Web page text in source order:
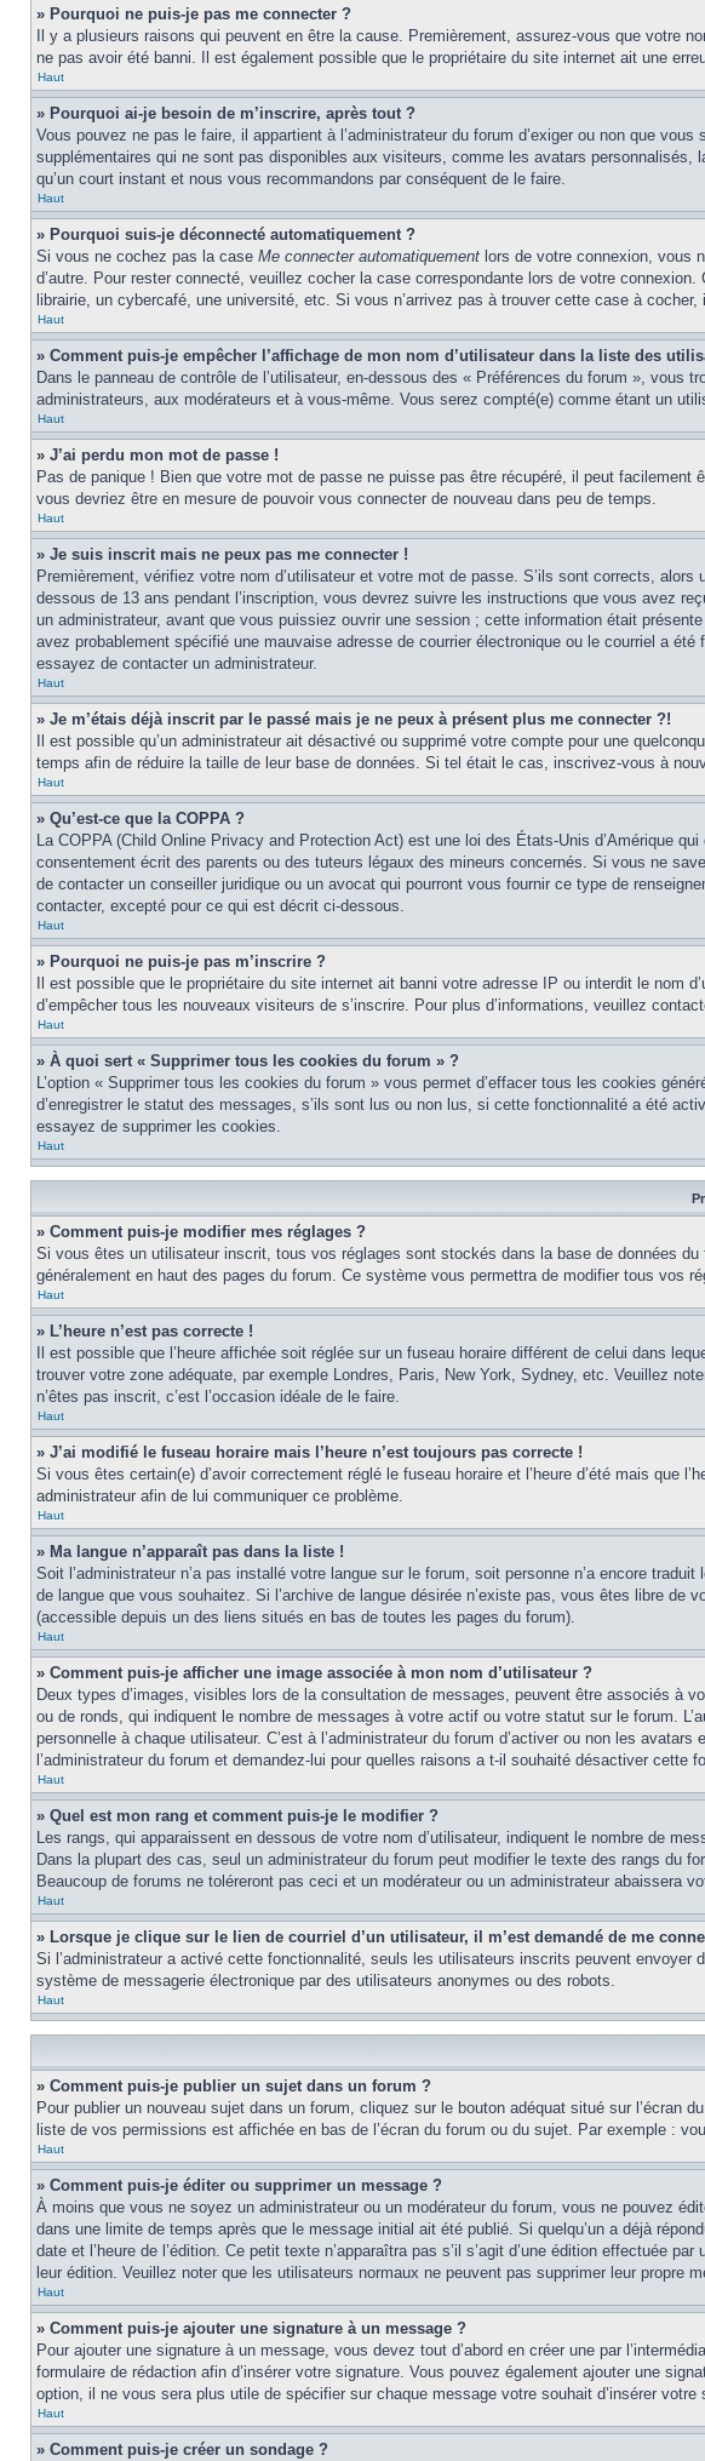
» Pourquoi ne puis-je pas me connecter ?
Il y a plusieurs raisons qui peuvent en être la cause. Premièrement, assurez-vous que votre
ne pas avoir été banni. Il est également possible que le propriétaire du site internet ait une
Haut
» Pourquoi ai-je besoin de m’inscrire, après tout ?
Vous pouvez ne pas le faire, il appartient à l’administrateur du forum d’exiger ou non que
supplémentaires qui ne sont pas disponibles aux visiteurs, comme les avatars personnalisés,
qu’un court instant et nous vous recommandons par conséquent de le faire.
Haut
» Pourquoi suis-je déconnecté automatiquement ?
Si vous ne cochez pas la case Me connecter automatiquement lors de votre connexion, vous
d’autre. Pour rester connecté, veuillez cocher la case correspondante lors de votre
librairie, un cybercafé, une université, etc. Si vous n’arrivez pas à trouver cette case à
Haut
» Comment puis-je empêcher l’affichage de mon nom d’utilisateur dans la liste des
Dans le panneau de contrôle de l’utilisateur, en-dessous des « Préférences du forum », vous
administrateurs, aux modérateurs et à vous-même. Vous serez compté(e) comme étant un
Haut
» J’ai perdu mon mot de passe !
Pas de panique ! Bien que votre mot de passe ne puisse pas être récupéré, il peut
vous devriez être en mesure de pouvoir vous connecter de nouveau dans peu de temps.
Haut
» Je suis inscrit mais ne peux pas me connecter !
Premièrement, vérifiez votre nom d’utilisateur et votre mot de passe. S’ils sont corrects,
dessous de 13 ans pendant l’inscription, vous devrez suivre les instructions que vous avez
un administrateur, avant que vous puissiez ouvrir une session ; cette information était
avez probablement spécifié une mauvaise adresse de courrier électronique ou le courriel a
essayez de contacter un administrateur.
Haut
» Je m’étais déjà inscrit par le passé mais je ne peux à présent plus me connecter ?!
Il est possible qu’un administrateur ait désactivé ou supprimé votre compte pour une
temps afin de réduire la taille de leur base de données. Si tel était le cas, inscrivez-vous à
Haut
» Qu’est-ce que la COPPA ?
La COPPA (Child Online Privacy and Protection Act) est une loi des États-Unis d’Amérique
consentement écrit des parents ou des tuteurs légaux des mineurs concernés. Si vous ne
de contacter un conseiller juridique ou un avocat qui pourront vous fournir ce type de
contacter, excepté pour ce qui est décrit ci-dessous.
Haut
» Pourquoi ne puis-je pas m’inscrire ?
Il est possible que le propriétaire du site internet ait banni votre adresse IP ou interdit le
d’empêcher tous les nouveaux visiteurs de s’inscrire. Pour plus d’informations, veuillez
Haut
» À quoi sert « Supprimer tous les cookies du forum » ?
L’option « Supprimer tous les cookies du forum » vous permet d’effacer tous les cookies
d’enregistrer le statut des messages, s’ils sont lus ou non lus, si cette fonctionnalité a été
essayez de supprimer les cookies.
Haut
» Comment puis-je modifier mes réglages ?
Si vous êtes un utilisateur inscrit, tous vos réglages sont stockés dans la base de données
généralement en haut des pages du forum. Ce système vous permettra de modifier tous vos
Haut
» L’heure n’est pas correcte !
Il est possible que l’heure affichée soit réglée sur un fuseau horaire différent de celui dans
trouver votre zone adéquate, par exemple Londres, Paris, New York, Sydney, etc. Veuillez
n’êtes pas inscrit, c’est l’occasion idéale de le faire.
Haut
» J’ai modifié le fuseau horaire mais l’heure n’est toujours pas correcte !
Si vous êtes certain(e) d’avoir correctement réglé le fuseau horaire et l’heure d’été mais que
administrateur afin de lui communiquer ce problème.
Haut
» Ma langue n’apparaît pas dans la liste !
Soit l’administrateur n’a pas installé votre langue sur le forum, soit personne n’a encore
de langue que vous souhaitez. Si l’archive de langue désirée n’existe pas, vous êtes libre
(accessible depuis un des liens situés en bas de toutes les pages du forum).
Haut
» Comment puis-je afficher une image associée à mon nom d’utilisateur ?
Deux types d’images, visibles lors de la consultation de messages, peuvent être associés à
ou de ronds, qui indiquent le nombre de messages à votre actif ou votre statut sur le forum.
personnelle à chaque utilisateur. C’est à l’administrateur du forum d’activer ou non les
l’administrateur du forum et demandez-lui pour quelles raisons a t-il souhaité désactiver cette
Haut
» Quel est mon rang et comment puis-je le modifier ?
Les rangs, qui apparaissent en dessous de votre nom d’utilisateur, indiquent le nombre de
Dans la plupart des cas, seul un administrateur du forum peut modifier le texte des rangs du
Beaucoup de forums ne toléreront pas ceci et un modérateur ou un administrateur abaissera
Haut
» Lorsque je clique sur le lien de courriel d’un utilisateur, il m’est demandé de me
Si l’administrateur a activé cette fonctionnalité, seuls les utilisateurs inscrits peuvent envoyer
système de messagerie électronique par des utilisateurs anonymes ou des robots.
Haut
» Comment puis-je publier un sujet dans un forum ?
Pour publier un nouveau sujet dans un forum, cliquez sur le bouton adéquat situé sur l’écran
liste de vos permissions est affichée en bas de l’écran du forum ou du sujet. Par exemple :
Haut
» Comment puis-je éditer ou supprimer un message ?
À moins que vous ne soyez un administrateur ou un modérateur du forum, vous ne pouvez
dans une limite de temps après que le message initial ait été publié. Si quelqu’un a déjà
date et l’heure de l’édition. Ce petit texte n’apparaîtra pas s’il s’agit d’une édition effectuée
leur édition. Veuillez noter que les utilisateurs normaux ne peuvent pas supprimer leur propre
Haut
» Comment puis-je ajouter une signature à un message ?
Pour ajouter une signature à un message, vous devez tout d’abord en créer une par
formulaire de rédaction afin d’insérer votre signature. Vous pouvez également ajouter une
option, il ne vous sera plus utile de spécifier sur chaque message votre souhait d’insérer votre
Haut
» Comment puis-je créer un sondage ?